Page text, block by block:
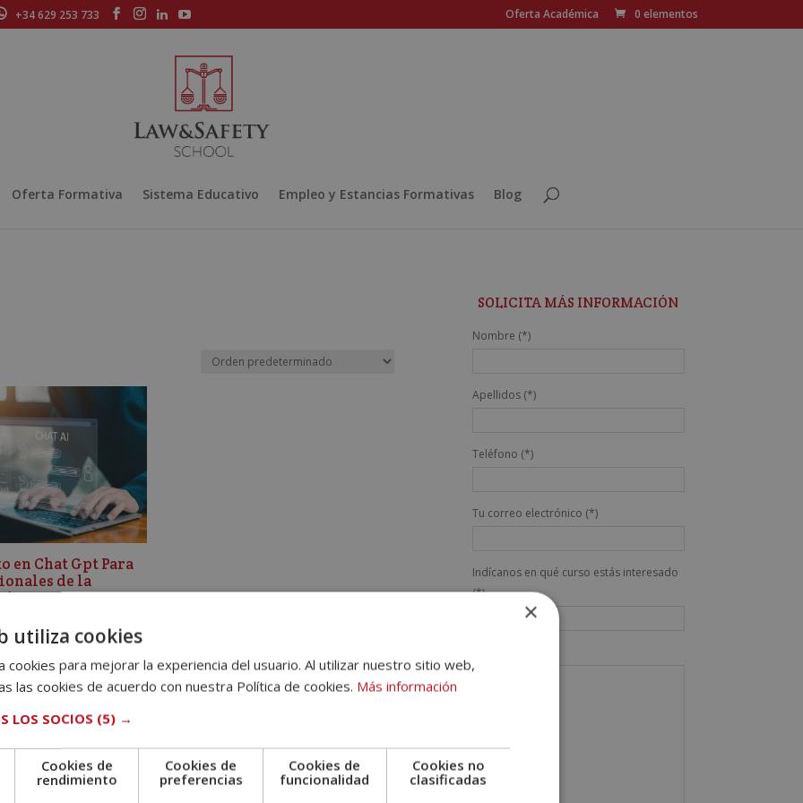
+34 629 253 733 Oferta Académica 0 elementos
Oferta Formativa Sistema Educativo Empleo y Estancias Formativas Blog
en Chat Gpt Para
de la
precio
original
era:
precio
actual
es:
SOLICITA MÁS INFORMACIÓN
Nombre (*)
Apellidos (*)
Teléfono (*)
Tu correo electrónico (*)
Indícanos en qué curso estás interesado
(*)
×
utiliza cookies
cookies para mejorar la experiencia del usuario. Al utilizar nuestro sitio web,
las cookies de acuerdo con nuestra Política de cookies. Más información
LOS SOCIOS (5) →
Cookies de
rendimiento
Cookies de
preferencias
Cookies de
funcionalidad
Cookies no
clasificadas